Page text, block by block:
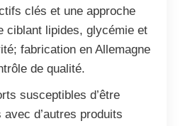
clés et une approche
ciblant lipides, glycémie et
fabrication en Allemagne
de qualité.
susceptibles d’être
avec d’autres produits